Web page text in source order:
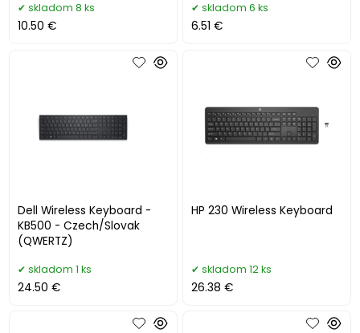
skladom 8 ks
10.50 €
skladom 6 ks
6.51 €
Dell Wireless Keyboard -
KB500 - Czech/Slovak
(QWERTZ)
skladom 1 ks
24.50 €
HP 230 Wireless Keyboard
skladom 12 ks
26.38 €